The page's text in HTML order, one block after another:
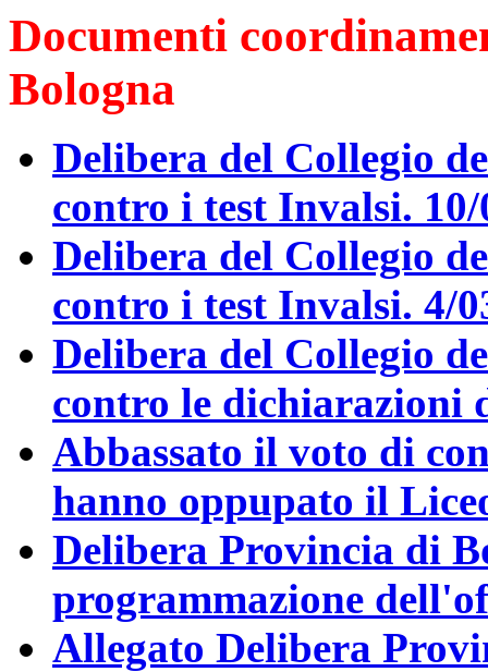
Documenti
Bologna
Delibera del Collegio
contro i test Invalsi. 10/
Delibera del Collegio
contro i test Invalsi. 4/
Delibera del Collegio
contro le dichiarazioni
Abbassato il voto di
hanno oppupato il
Delibera Provincia di
programmazione
Allegato Delibera